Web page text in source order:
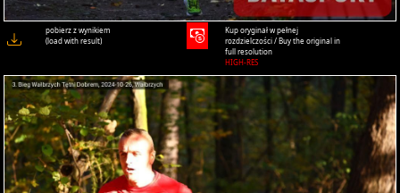
pobierz z wynikiem
(load with result)
Kup oryginał w pełnej
rozdzielczości / Buy the original in
full resolution
HIGH-RES